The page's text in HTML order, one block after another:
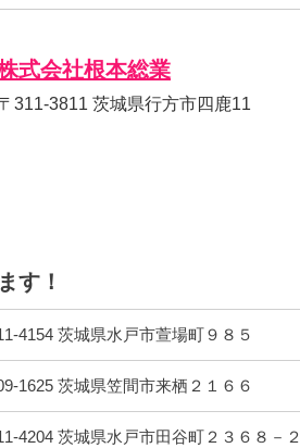
式会社根本総業
311-3811 茨城県行方市四鹿11
す！
4154 茨城県水戸市萱場町９８５
1625 茨城県笠間市来栖２１６６
4204 茨城県水戸市田谷町２３６８－２